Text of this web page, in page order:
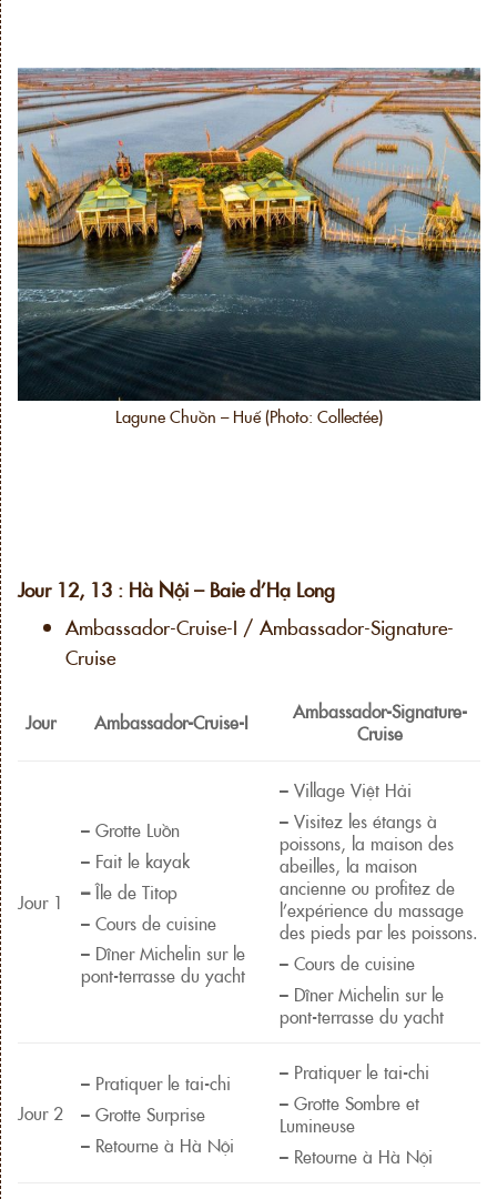
Lagune Chuồn – Huế (Photo: Collectée)
Jour 12, 13 : Hà Nội – Baie d’Hạ Long
Ambassador-Cruise-I / Ambassador-Signature-
Cruise
Jour Ambassador-Cruise-I
Ambassador-Signature-
Cruise
Jour 1
– Grotte Luồn
– Fait le kayak
–Île de Titop
– Cours de cuisine
– Dîner Michelin sur le
pont-terrasse du yacht
– Village Việt Hải
– Visitez les étangs à
poissons, la maison des
abeilles, la maison
ancienne ou profitez de
l’expérience du massage
des pieds par les poissons.
– Cours de cuisine
– Dîner Michelin sur le
pont-terrasse du yacht
Jour 2
– Pratiquer le tai-chi
– Grotte Surprise
– Retourne à Hà Nội
– Pratiquer le tai-chi
– Grotte Sombre et
Lumineuse
– Retourne à Hà Nội